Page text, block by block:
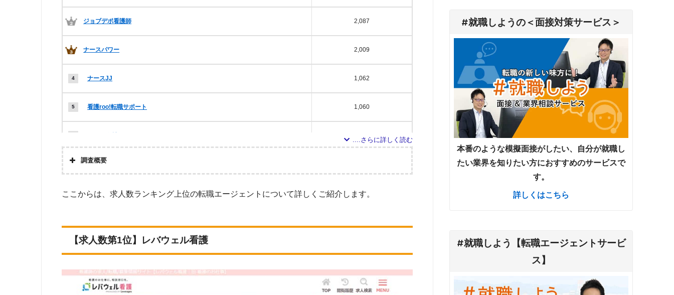
ジョブデポ看護師 2,087
ナースパワー 2,009
ナースJJ 1,062
看護roo!転職サポート 1,060
883
ナースジョブ
看護師ワーカー(旧:医療ワーカー) 726
スーパーナース 87
調査概要
株式会社アドバンスフロー
いた転職エージェントのうち、「『有料職業紹介事業許可』を取得している」の条件を満たす企業22社を対象としました。
上記で調査対象とした転職エージェント22社が各社のWEBサイトで公開している求人のうち、「就業形態：常勤」「資格：正看護師・准看護
ります。）
ここからは、求人数ランキング上位の転職エージェントについて詳しくご紹介します。
【求人数第1位】レバウェル看護
#就職しようの＜面接対策サービス＞
本番のような模擬面接がしたい、自分が就職し
たい業界を知りたい方におすすめのサービスで
す。
詳しくはこちら
#就職しよう【転職エージェントサービ
ス】